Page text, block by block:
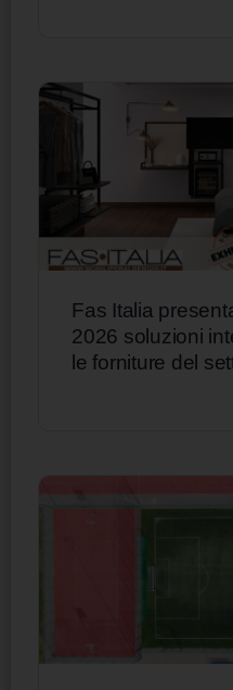
Fas Italia
2026 soluzioni
le forniture del